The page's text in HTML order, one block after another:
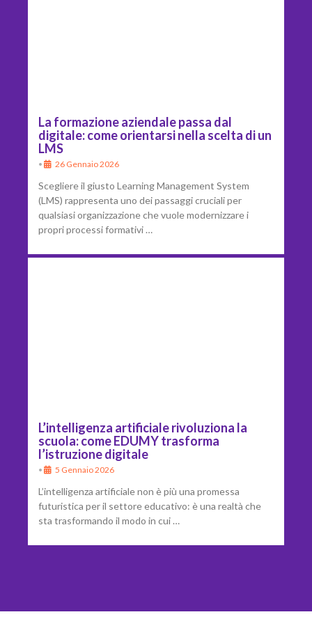
La formazione aziendale passa dal
digitale: come orientarsi nella scelta di un
LMS
• 26 Gennaio 2026
Scegliere il giusto Learning Management System
(LMS) rappresenta uno dei passaggi cruciali per
qualsiasi organizzazione che vuole modernizzare i
propri processi formativi …
L’intelligenza artificiale rivoluziona la
scuola: come EDUMY trasforma
l’istruzione digitale
• 5 Gennaio 2026
L’intelligenza artificiale non è più una promessa
futuristica per il settore educativo: è una realtà che
sta trasformando il modo in cui …